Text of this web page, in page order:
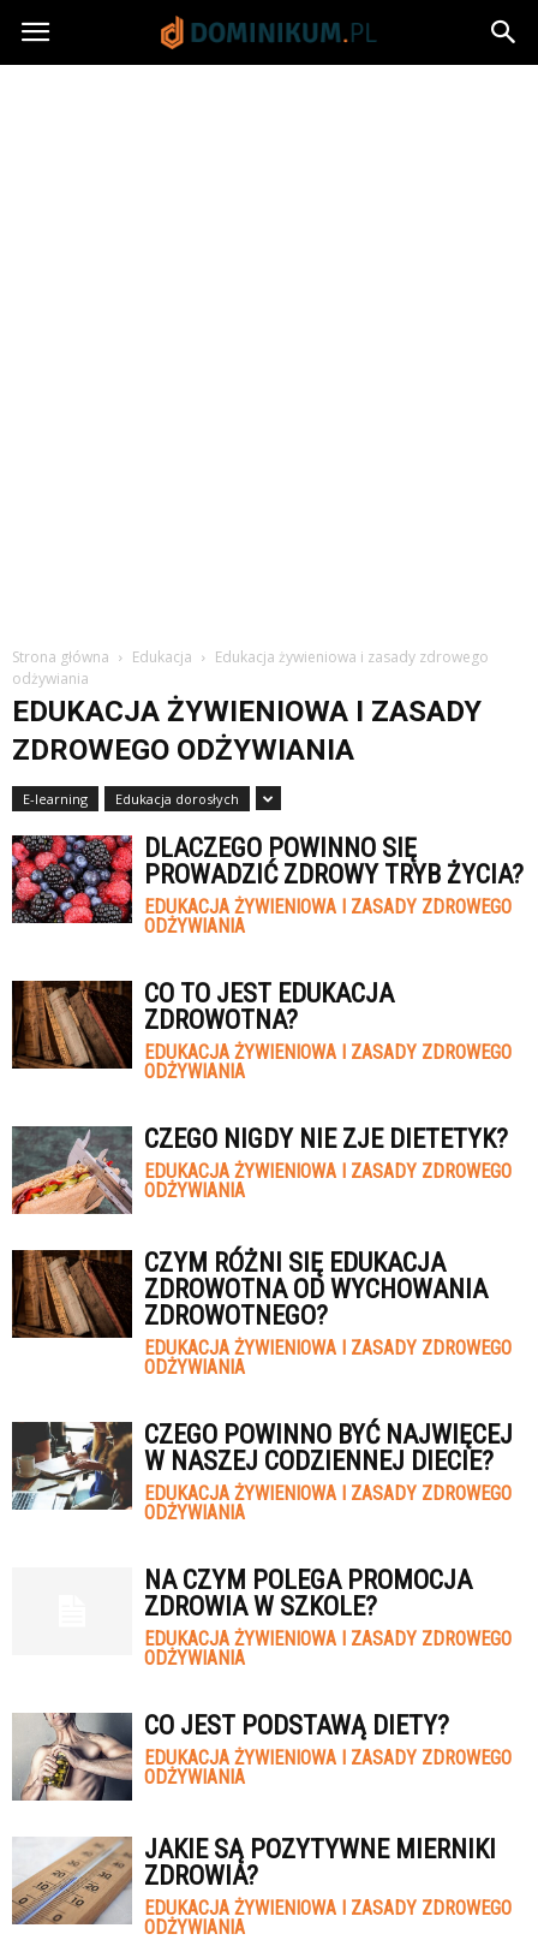
Dominikum.pl
Strona główna Edukacja
Edukacja żywieniowa i zasady zdrowego
odżywiania
EDUKACJA ŻYWIENIOWA I ZASADY
ZDROWEGO ODŻYWIANIA
E-learning Edukacja dorosłych
DLACZEGO POWINNO SIĘ
PROWADZIĆ ZDROWY TRYB ŻYCIA?
EDUKACJA ŻYWIENIOWA I ZASADY ZDROWEGO
ODŻYWIANIA
CO TO JEST EDUKACJA
ZDROWOTNA?
EDUKACJA ŻYWIENIOWA I ZASADY ZDROWEGO
ODŻYWIANIA
CZEGO NIGDY NIE ZJE DIETETYK?
EDUKACJA ŻYWIENIOWA I ZASADY ZDROWEGO
ODŻYWIANIA
CZYM RÓŻNI SIĘ EDUKACJA
ZDROWOTNA OD WYCHOWANIA
ZDROWOTNEGO?
EDUKACJA ŻYWIENIOWA I ZASADY ZDROWEGO
ODŻYWIANIA
CZEGO POWINNO BYĆ NAJWIĘCEJ
W NASZEJ CODZIENNEJ DIECIE?
EDUKACJA ŻYWIENIOWA I ZASADY ZDROWEGO
ODŻYWIANIA
NA CZYM POLEGA PROMOCJA
ZDROWIA W SZKOLE?
EDUKACJA ŻYWIENIOWA I ZASADY ZDROWEGO
ODŻYWIANIA
CO JEST PODSTAWĄ DIETY?
EDUKACJA ŻYWIENIOWA I ZASADY ZDROWEGO
ODŻYWIANIA
JAKIE SĄ POZYTYWNE MIERNIKI
ZDROWIA?
EDUKACJA ŻYWIENIOWA I ZASADY ZDROWEGO
ODŻYWIANIA